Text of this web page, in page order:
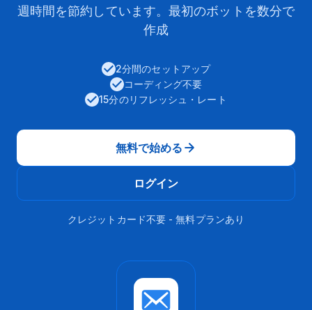
週時間を節約しています。最初のボットを数分で
作成
2分間のセットアップ
コーディング不要
15分のリフレッシュ・レート
無料で始める
ログイン
クレジットカード不要 - 無料プランあり